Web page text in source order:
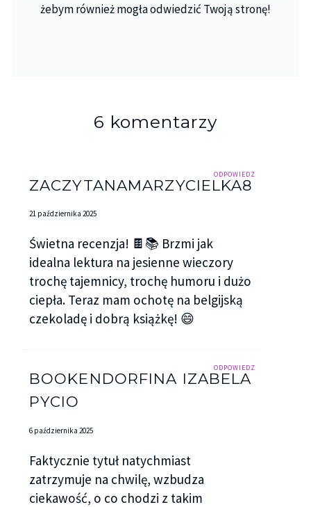
żebym również mogła odwiedzić Twoją stronę!
6 komentarzy
ODPOWIEDZ
ZACZYTANAMARZYCIELKA8
21 października 2025
Świetna recenzja! 🍫📚 Brzmi jak
idealna lektura na jesienne wieczory
trochę tajemnicy, trochę humoru i dużo
ciepła. Teraz mam ochotę na belgijską
czekoladę i dobrą książkę! 😄
ODPOWIEDZ
BOOKENDORFINA IZABELA
PYCIO
6 października 2025
Faktycznie tytuł natychmiast
zatrzymuje na chwilę, wzbudza
ciekawość, o co chodzi z takim